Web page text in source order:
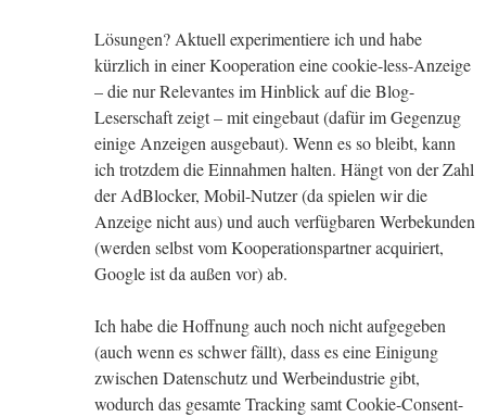
Lösungen? Aktuell experimentiere ich und habe
kürzlich in einer Kooperation eine cookie-less-Anzeige
– die nur Relevantes im Hinblick auf die Blog-
Leserschaft zeigt – mit eingebaut (dafür im Gegenzug
einige Anzeigen ausgebaut). Wenn es so bleibt, kann
ich trotzdem die Einnahmen halten. Hängt von der Zahl
der AdBlocker, Mobil-Nutzer (da spielen wir die
Anzeige nicht aus) und auch verfügbaren Werbekunden
(werden selbst vom Kooperationspartner acquiriert,
Google ist da außen vor) ab.
Ich habe die Hoffnung auch noch nicht aufgegeben
(auch wenn es schwer fällt), dass es eine Einigung
zwischen Datenschutz und Werbeindustrie gibt,
wodurch das gesamte Tracking samt Cookie-Consent-